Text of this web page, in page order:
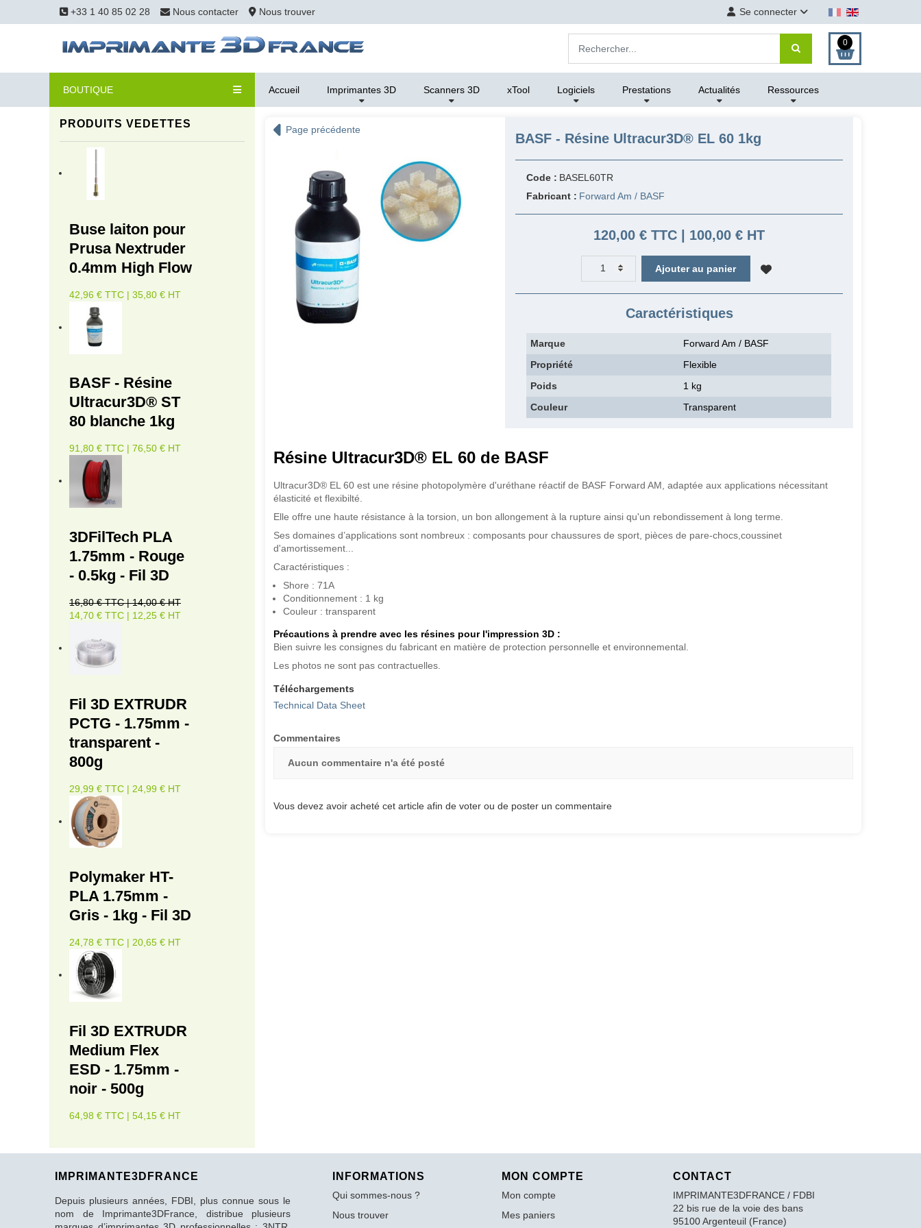
+33 1 40 85 02 28 Nous contacter Nous trouver Se connecter
0
BOUTIQUE Accueil Imprimantes 3D Scanners 3D xTool Logiciels Prestations Actualités Ressources
PRODUITS VEDETTES
Buse laiton pour
Prusa Nextruder
0.4mm High Flow
42,96 € TTC | 35,80 € HT
BASF - Résine
Ultracur3D® ST
80 blanche 1kg
91,80 € TTC | 76,50 € HT
3DFilTech PLA
1.75mm - Rouge
- 0.5kg - Fil 3D
16,80 € TTC | 14,00 € HT
14,70 € TTC | 12,25 € HT
Fil 3D EXTRUDR
PCTG - 1.75mm -
transparent -
800g
29,99 € TTC | 24,99 € HT
Polymaker HT-
PLA 1.75mm -
Gris - 1kg - Fil 3D
24,78 € TTC | 20,65 € HT
Fil 3D EXTRUDR
Medium Flex
ESD - 1.75mm -
noir - 500g
64,98 € TTC | 54,15 € HT
Page précédente
BASF - Résine Ultracur3D® EL 60 1kg
Code : BASEL60TR
Fabricant : Forward Am / BASF
120,00 € TTC | 100,00 € HT
Ajouter au panier
Caractéristiques
Marque
Forward Am / BASF
Propriété
Flexible
Poids
1 kg
Couleur
Transparent
Résine Ultracur3D® EL 60 de BASF
Ultracur3D® EL 60 est une résine photopolymère d'uréthane réactif de BASF Forward AM, adaptée aux applications nécessitant
élasticité et flexibilté.
Elle offre une haute résistance à la torsion, un bon allongement à la rupture ainsi qu'un rebondissement à long terme.
Ses domaines d’applications sont nombreux : composants pour chaussures de sport, pièces de pare-chocs,coussinet
d'amortissement...
Caractéristiques :
Shore : 71A
Conditionnement : 1 kg
Couleur : transparent
Précautions à prendre avec les résines pour l'impression 3D :
Bien suivre les consignes du fabricant en matière de protection personnelle et environnemental.
Les photos ne sont pas contractuelles.
Téléchargements
Technical Data Sheet
Commentaires
Aucun commentaire n'a été posté
Vous devez avoir acheté cet article afin de voter ou de poster un commentaire
IMPRIMANTE3DFRANCE
Depuis plusieurs années, FDBI, plus connue sous le
nom de Imprimante3DFrance, distribue plusieurs
INFORMATIONS
Qui sommes-nous ?
Nous trouver
MON COMPTE
Mon compte
Mes paniers
CONTACT
IMPRIMANTE3DFRANCE / FDBI
22 bis rue de la voie des bans
95100 Argenteuil (France)